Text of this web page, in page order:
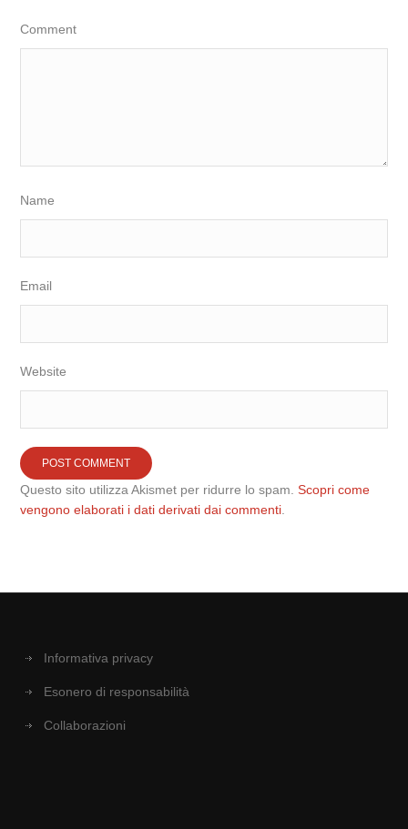
Comment
Name
Email
Website
Questo sito utilizza Akismet per ridurre lo spam.Scopri come
vengono elaborati i dati derivati dai commenti
Informativa privacy
Esonero di responsabilità
Collaborazioni